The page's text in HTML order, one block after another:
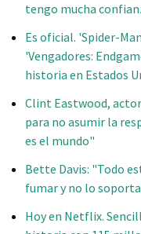
tengo mucha
Es oficial. 'Spider-
'Vengadores:
historia en Estados
Clint Eastwood,
para no asumir la
es el mundo"
Bette Davis: "Todo
fumar y no lo
Hoy en Netflix.